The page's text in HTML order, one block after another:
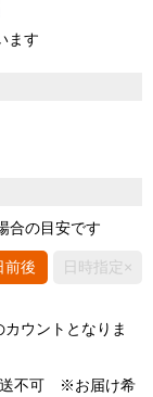
ます
合の目安です
前後 日時指定×
ウントとなりま
送不可 ※お届け希